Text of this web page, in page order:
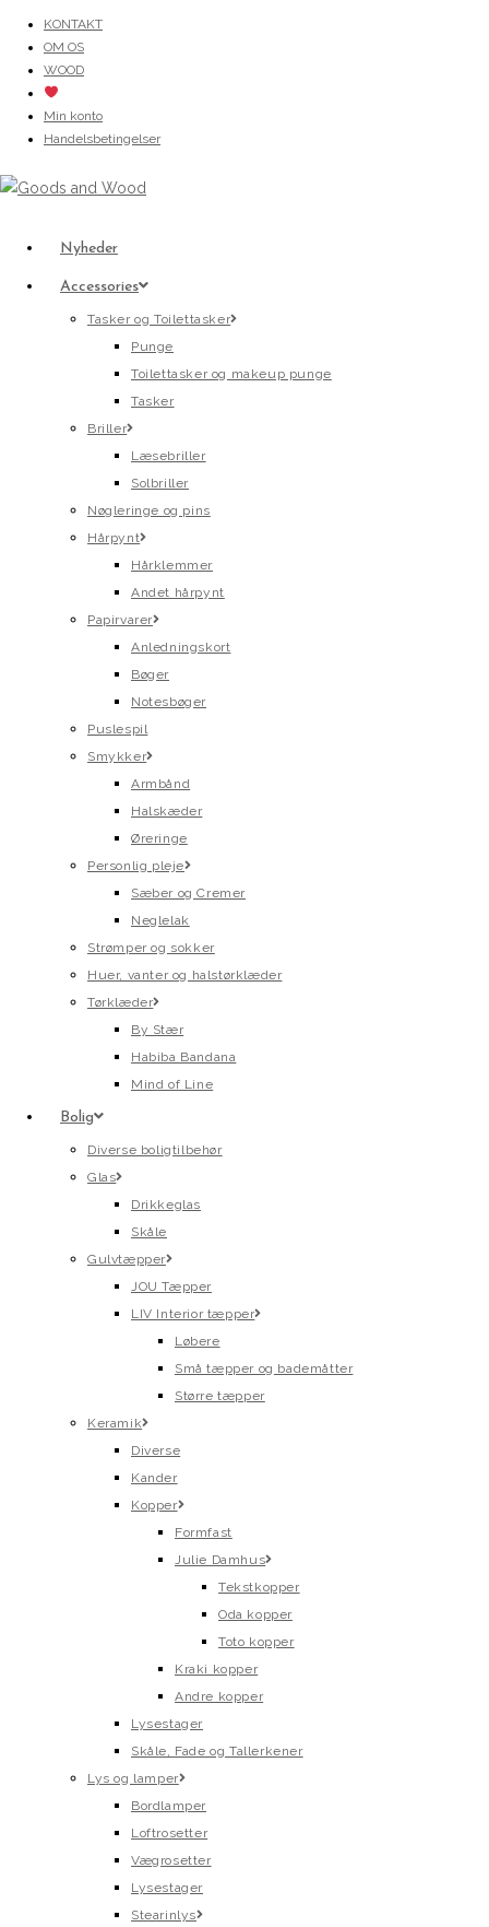
content
KONTAKT
OM OS
WOOD
Min konto
Handelsbetingelser
Nyheder
Accessories
Tasker og Toilettasker
Punge
Toilettasker og makeup punge
Tasker
Briller
Læsebriller
Solbriller
Nøgleringe og pins
Hårpynt
Hårklemmer
Andet hårpynt
Papirvarer
Anledningskort
Bøger
Notesbøger
Puslespil
Smykker
Armbånd
Halskæder
Øreringe
Personlig pleje
Sæber og Cremer
Neglelak
Strømper og sokker
Huer, vanter og halstørklæder
Tørklæder
By Stær
Habiba Bandana
Mind of Line
Bolig
Diverse boligtilbehør
Glas
Drikkeglas
Skåle
Gulvtæpper
JOU Tæpper
LIV Interior tæpper
Løbere
Små tæpper og bademåtter
Større tæpper
Keramik
Diverse
Kander
Kopper
Formfast
Julie Damhus
Tekstkopper
Oda kopper
Toto kopper
Kraki kopper
Andre kopper
Lysestager
Skåle, Fade og Tallerkener
Lys og lamper
Bordlamper
Loftrosetter
Vægrosetter
Lysestager
Stearinlys